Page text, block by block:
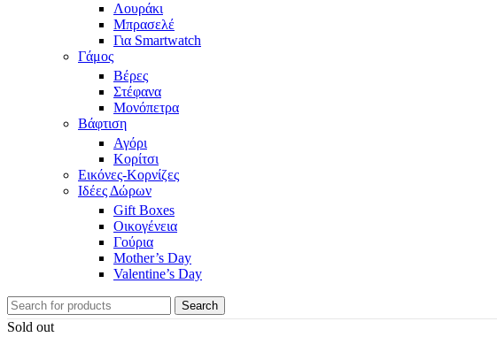
Λουράκι
Μπρασελέ
Για Smartwatch
Γάμος
Βέρες
Στέφανα
Μονόπετρα
Βάφτιση
Αγόρι
Κορίτσι
Εικόνες-Κορνίζες
Ιδέες Δώρων
Gift Boxes
Οικογένεια
Γούρια
Mother’s Day
Valentine’s Day
Search
Sold out